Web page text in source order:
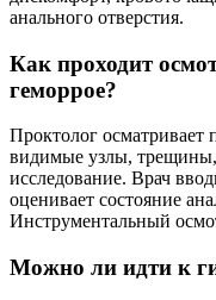
анального отверстия.
Как проходит
геморрое?
Проктолог осматривает
видимые узлы,
исследование. Врач
оценивает состояние
Инструментальный
Можно ли идти к